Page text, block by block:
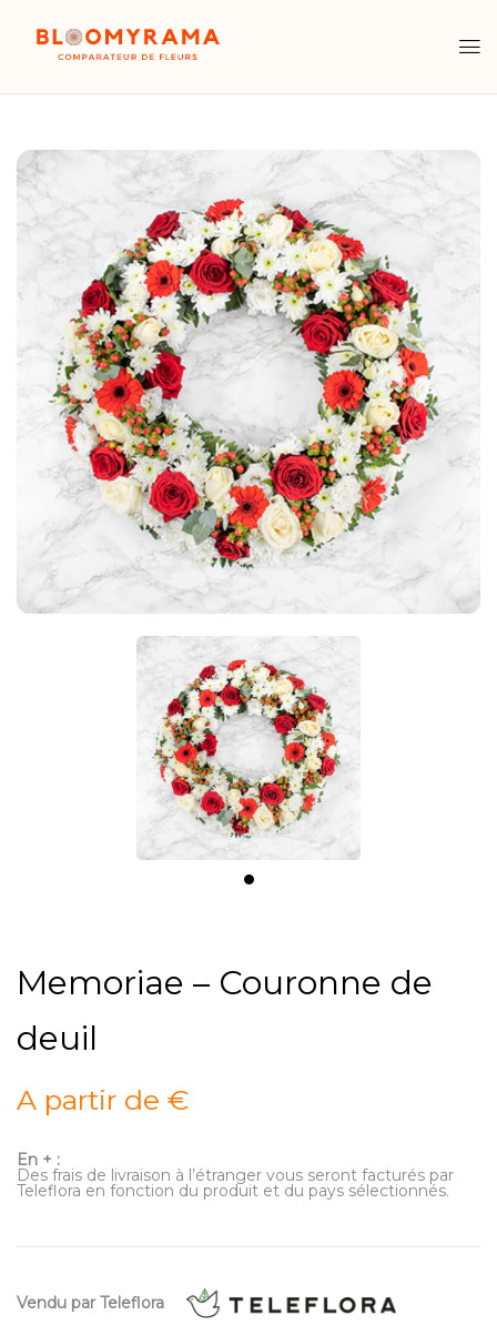
Memoriae – Couronne de
deuil
A partir de €
En + :
Des frais de livraison à l’étranger vous seront facturés par
Teleflora en fonction du produit et du pays sélectionnés.
Vendu par Teleflora